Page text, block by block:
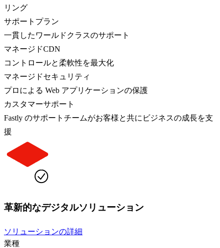
リング
サポートプラン
一貫したワールドクラスのサポート
マネージドCDN
コントロールと柔軟性を最大化
マネージドセキュリティ
プロによる Web アプリケーションの保護
カスタマーサポート
Fastly のサポートチームがお客様と共にビジネスの成長を支
援
革新的なデジタルソリューション
ソリューションの詳細
業種